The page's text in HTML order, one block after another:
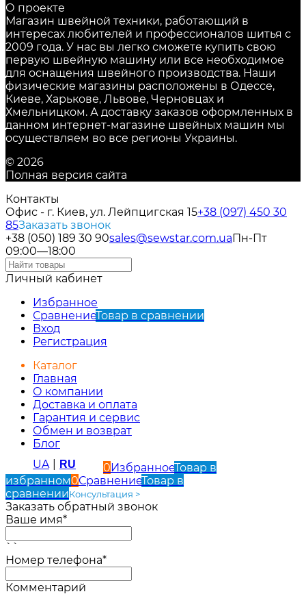
О проекте
Магазин швейной техники, работающий в
интересах любителей и профессионалов шитья с
2009 года. У нас вы легко сможете купить свою
первую швейную машину или все необходимое
для оснащения швейного производства. Наши
физические магазины расположены в Одессе,
Киеве, Харькове, Львове, Черновцах и
Хмельницком. А доставку заказов оформленных в
данном интернет-магазине швейных машин мы
осуществляем во все регионы Украины.
© 2026
Полная версия сайта
Контакты
Офис - г. Киев, ул. Лейпцигская 15+38 (097) 450 30
85Заказать звонок
+38 (050) 189 30 90sales@sewstar.com.uaПн-Пт
09:00—18:00
Личный кабинет
Избранное
СравнениеТовар в сравнении
Вход
Регистрация
Каталог
Главная
О компании
Доставка и оплата
Гарантия и сервис
Обмен и возврат
Блог
UA
RU 0ИзбранноеТовар в
избранном0СравнениеТовар в
сравненииКонсультация >
Заказать обратный звонок
Ваше имя*
``
Номер телефона*
Комментарий